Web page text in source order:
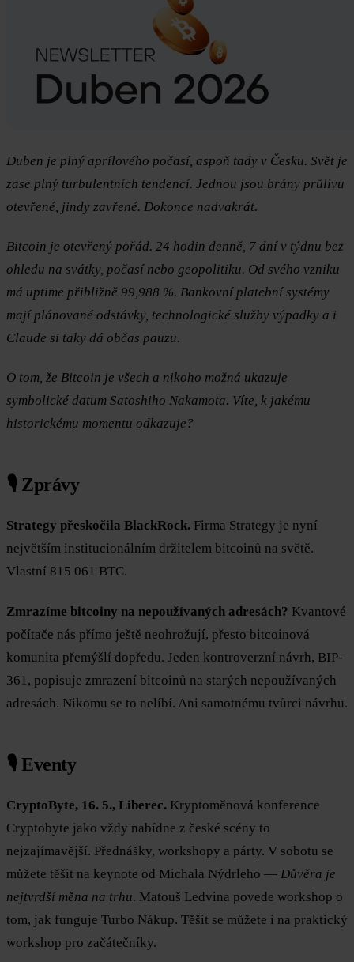
Duben je plný aprílového počasí, aspoň tady v Česku. Svět je
zase plný turbulentních tendencí. Jednou jsou brány průlivu
otevřené, jindy zavřené. Dokonce nadvakrát.
Bitcoin je otevřený pořád. 24 hodin denně, 7 dní v týdnu bez
ohledu na svátky, počasí nebo geopolitiku. Od svého vzniku
má uptime přibližně 99,988 %. Bankovní platební systémy
mají plánované odstávky, technologické služby výpadky a i
Claude si taky dá občas pauzu.
O tom, že Bitcoin je všech a nikoho možná ukazuje
symbolické datum Satoshiho Nakamota. Víte, k jakému
historickému momentu odkazuje?
🎙️ Zprávy
Strategy přeskočila BlackRock. Firma Strategy je nyní
největším institucionálním držitelem bitcoinů na světě.
Vlastní 815 061 BTC.
Zmrazíme bitcoiny na nepoužívaných adresách? Kvantové
počítače nás přímo ještě neohrožují, přesto bitcoinová
komunita přemýšlí dopředu. Jeden kontroverzní návrh, BIP-
361, popisuje zmrazení bitcoinů na starých nepoužívaných
adresách. Nikomu se to nelíbí. Ani samotnému tvůrci návrhu.
🎙️ Eventy
CryptoByte, 16. 5., Liberec. Kryptoměnová konference
Cryptobyte jako vždy nabídne z české scény to
nejzajímavější. Přednášky, workshopy a párty. V sobotu se
můžete těšit na keynote od Michala Nýdrleho — Důvěra je
nejtvrdší měna na trhu. Matouš Ledvina povede workshop o
tom, jak funguje Turbo Nákup. Těšit se můžete i na praktický
workshop pro začátečníky.